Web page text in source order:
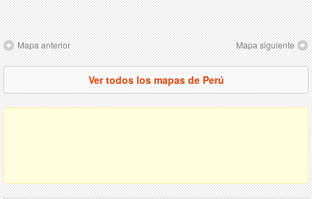
Mapa anterior Mapa siguiente
Ver todos los mapas de Perú